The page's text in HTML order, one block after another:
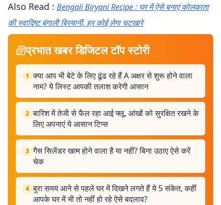
Also Read : Bengali Biryani Recipe : घर में ऐसे बनाएं कोलकाता
की स्वादिष्ट बंगाली बिरयानी, हर कोई लेगा चटखारे
प्रभात खबर डिजिटल टॉप स्टोरी
1 क्या आप भी बेटे के लिए ढूंढ रहे हैं A अक्षर से शुरू होने वाला
नाम? ये लिस्ट आपकी तलाश करेगी आसान
2 बारिश में तेजी से फैल रहा आई फ्लू, आंखों को सुरक्षित रखने के
लिए अपनाएं ये आसान टिप्स
3 गैस सिलेंडर खत्म होने वाला है या नहीं? बिना उठाए ऐसे करें
चेक
4 बुरा समय आने से पहले घर में दिखने लगते हैं ये 5 संकेत, कहीं
आपके घर में भी तो नहीं हो रहे ऐसे बदलाव?